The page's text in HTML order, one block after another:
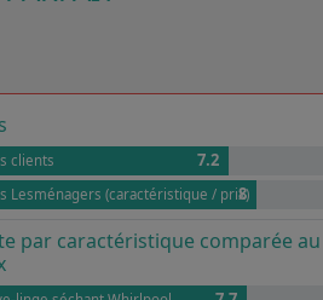
clients 7.2
Lesménagers (caractéristique / prix)
8
par caractéristique comparée au